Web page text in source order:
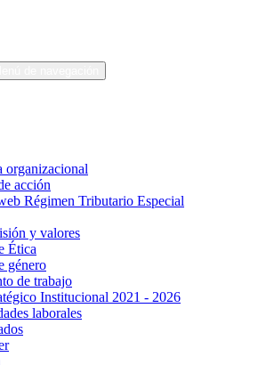
organizacional
acción
Régimen Tributario Especial
y valores
Ética
género
de trabajo
Institucional 2021 - 2026
laborales